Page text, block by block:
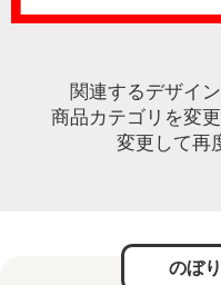
関連するデザイ
商品カテゴリを変
変更して再
のぼ